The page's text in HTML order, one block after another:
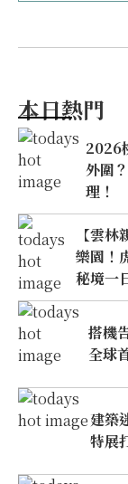
本日熱門
2026
外圍
理！
【雲
樂園！
秘境一
搭機
全球
建築
特展